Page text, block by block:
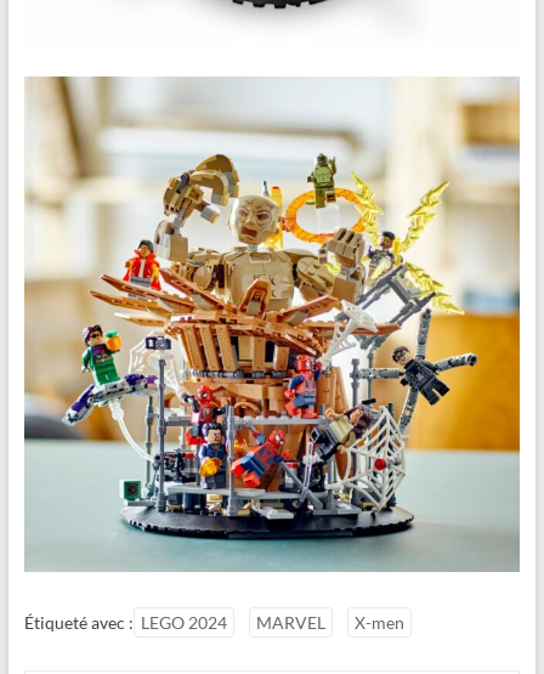
Étiqueté avec : LEGO 2024 MARVEL X-men